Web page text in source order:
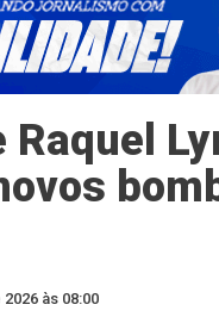
às 08:00